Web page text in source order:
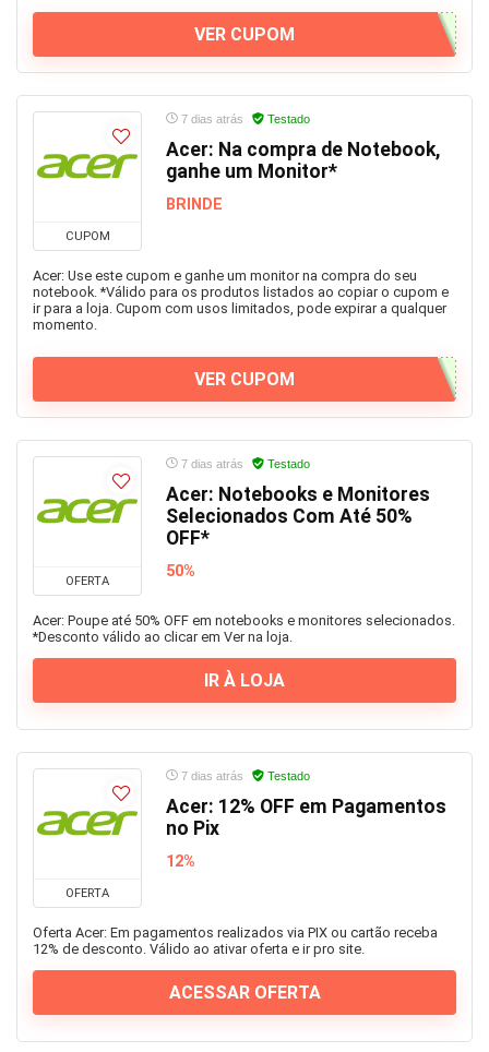
VER CUPOM
CUPOM
7 dias atrás Testado
Acer: Na compra de Notebook,
ganhe um Monitor*
BRINDE
Acer: Use este cupom e ganhe um monitor na compra do seu
notebook. *Válido para os produtos listados ao copiar o cupom e
ir para a loja. Cupom com usos limitados, pode expirar a qualquer
momento.
VER CUPOM
OFERTA
7 dias atrás Testado
Acer: Notebooks e Monitores
Selecionados Com Até 50%
OFF*
50%
Acer: Poupe até 50% OFF em notebooks e monitores selecionados.
*Desconto válido ao clicar em Ver na loja.
IR À LOJA
OFERTA
7 dias atrás Testado
Acer: 12% OFF em Pagamentos
no Pix
12%
Oferta Acer: Em pagamentos realizados via PIX ou cartão receba
12% de desconto. Válido ao ativar oferta e ir pro site.
ACESSAR OFERTA